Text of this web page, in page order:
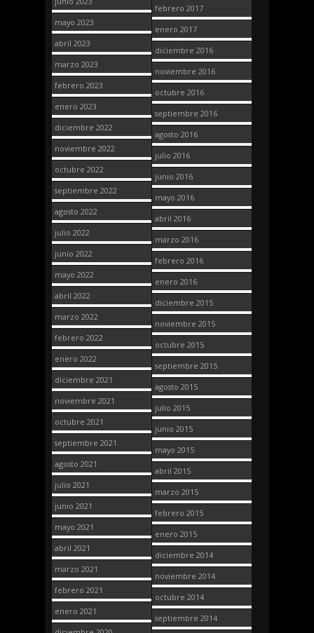
mayo 2023
abril 2023
marzo 2023
febrero 2023
enero 2023
diciembre 2022
noviembre 2022
octubre 2022
septiembre 2022
agosto 2022
julio 2022
junio 2022
mayo 2022
abril 2022
marzo 2022
febrero 2022
enero 2022
diciembre 2021
noviembre 2021
octubre 2021
septiembre 2021
agosto 2021
julio 2021
junio 2021
mayo 2021
abril 2021
marzo 2021
febrero 2021
enero 2021
febrero 2017
enero 2017
diciembre 2016
noviembre 2016
octubre 2016
septiembre 2016
agosto 2016
julio 2016
junio 2016
mayo 2016
abril 2016
marzo 2016
febrero 2016
enero 2016
diciembre 2015
noviembre 2015
octubre 2015
septiembre 2015
agosto 2015
julio 2015
junio 2015
mayo 2015
abril 2015
marzo 2015
febrero 2015
enero 2015
diciembre 2014
noviembre 2014
octubre 2014
septiembre 2014